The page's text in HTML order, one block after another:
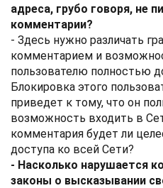
адреса, грубо говоря, не
комментарии?
- Здесь нужно различать
комментарием и
пользователю полностью
Блокировка этого
приведет к тому, что он
возможность входить в
комментария будет ли
доступа ко всей Сети?
- Насколько нарушается
законы о высказывании